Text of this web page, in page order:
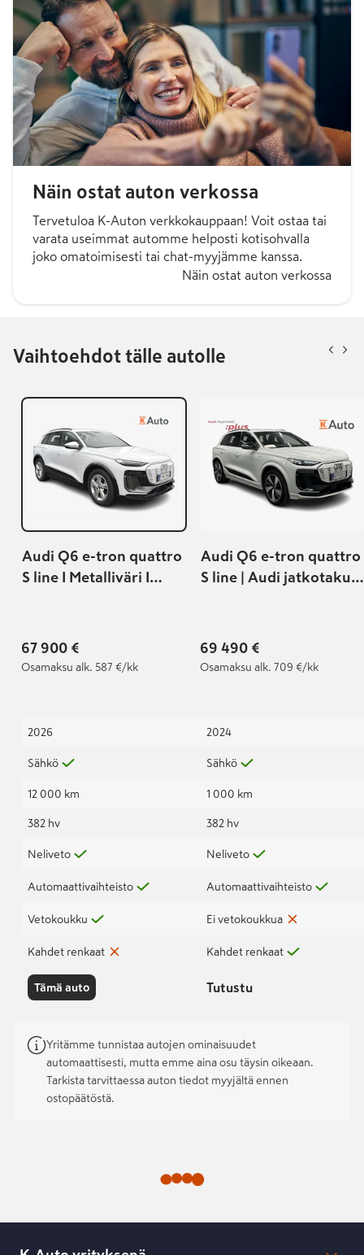
Näin ostat auton verkossa
Tervetuloa K-Auton verkkokauppaan! Voit ostaa tai
varata useimmat automme helposti kotisohvalla
joko omatoimisesti tai chat-myyjämme kanssa.
Näin ostat auton verkossa
Vaihtoehdot tälle autolle
Audi Q6 e-tron quattro
S line I Metalliväri I
67 900 €
Osamaksu alk. 587 €/kk
2026
Sähkö
12 000 km
382 hv
Neliveto
Automaattivaihteisto
Vetokoukku
Kahdet renkaat
Tämä auto
Audi Q6 e-tron quattro
S line | Audi jatkotakuu
36kk / 60 000km |
69 490 €
Osamaksu alk. 709 €/kk
2024
Sähkö
1 000 km
382 hv
Neliveto
Automaattivaihteisto
Ei vetokoukkua
Kahdet renkaat
Tutustu
Yritämme tunnistaa autojen ominaisuudet
automaattisesti, mutta emme aina osu täysin oikeaan.
Tarkista tarvittaessa auton tiedot myyjältä ennen
ostopäätöstä.